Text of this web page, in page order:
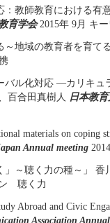
：教師教育における
育学会2015年 9月 キ
～地域の教育者を育て
バル化対応 ―カリキ
百合田真樹人 日本教
materials on
Annual meeting
」～聴く力の種～」
聴く力
Abroad and Civic
Association